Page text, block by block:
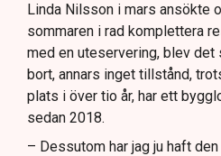
Linda Nilsson i mars ansökte
sommaren i rad komplettera
med en uteservering, blev
bort, annars inget tillstånd,
plats i över tio år, har ett
sedan 2018.
– Dessutom har jag ju haft